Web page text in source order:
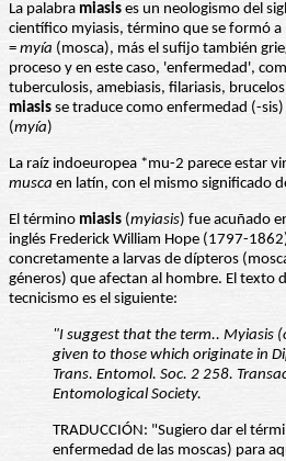
La palabra miasis es un neologismo del
científico myiasis, término que se formó
= myía (mosca), más el sufijo también
proceso y en este caso, 'enfermedad',
tuberculosis, amebiasis, filariasis,
miasis se traduce como enfermedad (-
(myía)
La raíz indoeuropea *mu-2 parece estar
musca en latín, con el mismo significado
El término miasis (myiasis) fue acuñado
inglés Frederick William Hope (1797-
concretamente a larvas de dípteros
géneros) que afectan al hombre. El texto
tecnicismo es el siguiente:
"I suggest that the term.. Myiasis
given to those which originate in
Trans. Entomol. Soc. 2 258.
Entomological Society.
TRADUCCIÓN: "Sugiero dar el
enfermedad de las moscas) para